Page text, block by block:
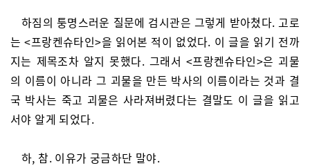
하짐의 퉁명스러운 질문에 검시관은 그렇게 받아쳤다. 고로
는 <프랑켄슈타인>을 읽어본 적이 없었다. 이 글을 읽기 전까
지는 제목조차 알지 못했다. 그래서 <프랑켄슈타인>은 괴물
의 이름이 아니라 그 괴물을 만든 박사의 이름이라는 것과 결
국 박사는 죽고 괴물은 사라져버렸다는 결말도 이 글을 읽고
서야 알게 되었다.
하, 참. 이유가 궁금하단 말야.